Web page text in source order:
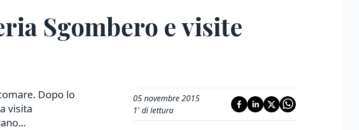
Sgombero e visite
Dopo lo
visita
05 novembre 2015
1' di lettura